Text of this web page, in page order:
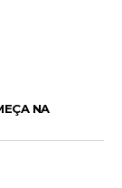
NA